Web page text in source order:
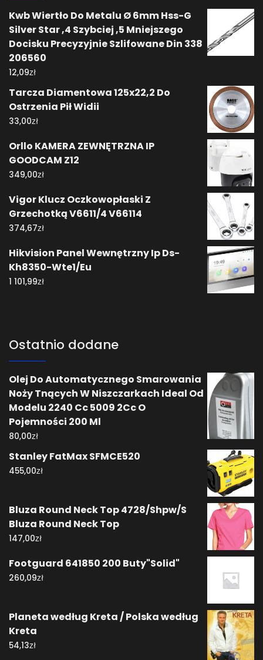
Kwb Wiertło Do Metalu Ø 6mm Hss-G
Silver Star ,4 Szybciej ,5 Mniejszego
Docisku Precyzyjnie Szlifowane Din 338
206560
12,09zł
Tarcza Diamentowa 125x22,2 Do
Ostrzenia Pił Widii
33,00zł
Orllo KAMERA ZEWNĘTRZNA IP
GOODCAM Z12
349,00zł
Vigor Klucz Oczkowopłaski Z
Grzechotką V6611/4 V66114
374,67zł
Hikvision Panel Wewnętrzny Ip Ds-
Kh8350-Wte1/Eu
1 101,99zł
Ostatnio dodane
Olej Do Automatycznego Smarowania
Noży Tnących W Niszczarkach Ideal Od
Modelu 2240 Cc 5009 2Cc O
Pojemności 200 Ml
80,00zł
Stanley FatMax SFMCE520
455,00zł
Bluza Round Neck Top 4728/Shpw/S
Bluza Round Neck Top
147,00zł
Footguard 641850 200 Buty"Solid"
260,09zł
Planeta według Kreta / Polska według
Kreta
54,13zł